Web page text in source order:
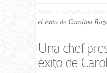
Home Artículos o
el éxito de Carolina
Una chef
éxito de